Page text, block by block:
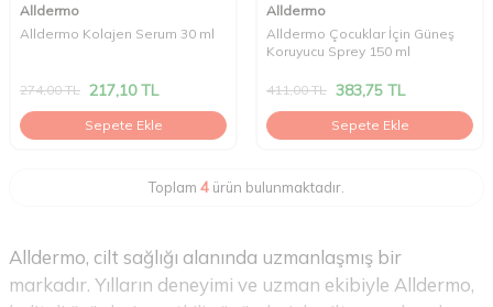
Alldermo
Alldermo Kolajen Serum 30 ml
274,00TL 217,10TL
Sepete Ekle
Alldermo
Alldermo Çocuklar İçin Güneş
Koruyucu Sprey 150 ml
411,00TL 383,75 TL
Sepete Ekle
Toplam 4 ürün bulunmaktadır.
Alldermo, cilt sağlığı alanında uzmanlaşmış bir
markadır. Yılların deneyimi ve uzman ekibiyle Alldermo,